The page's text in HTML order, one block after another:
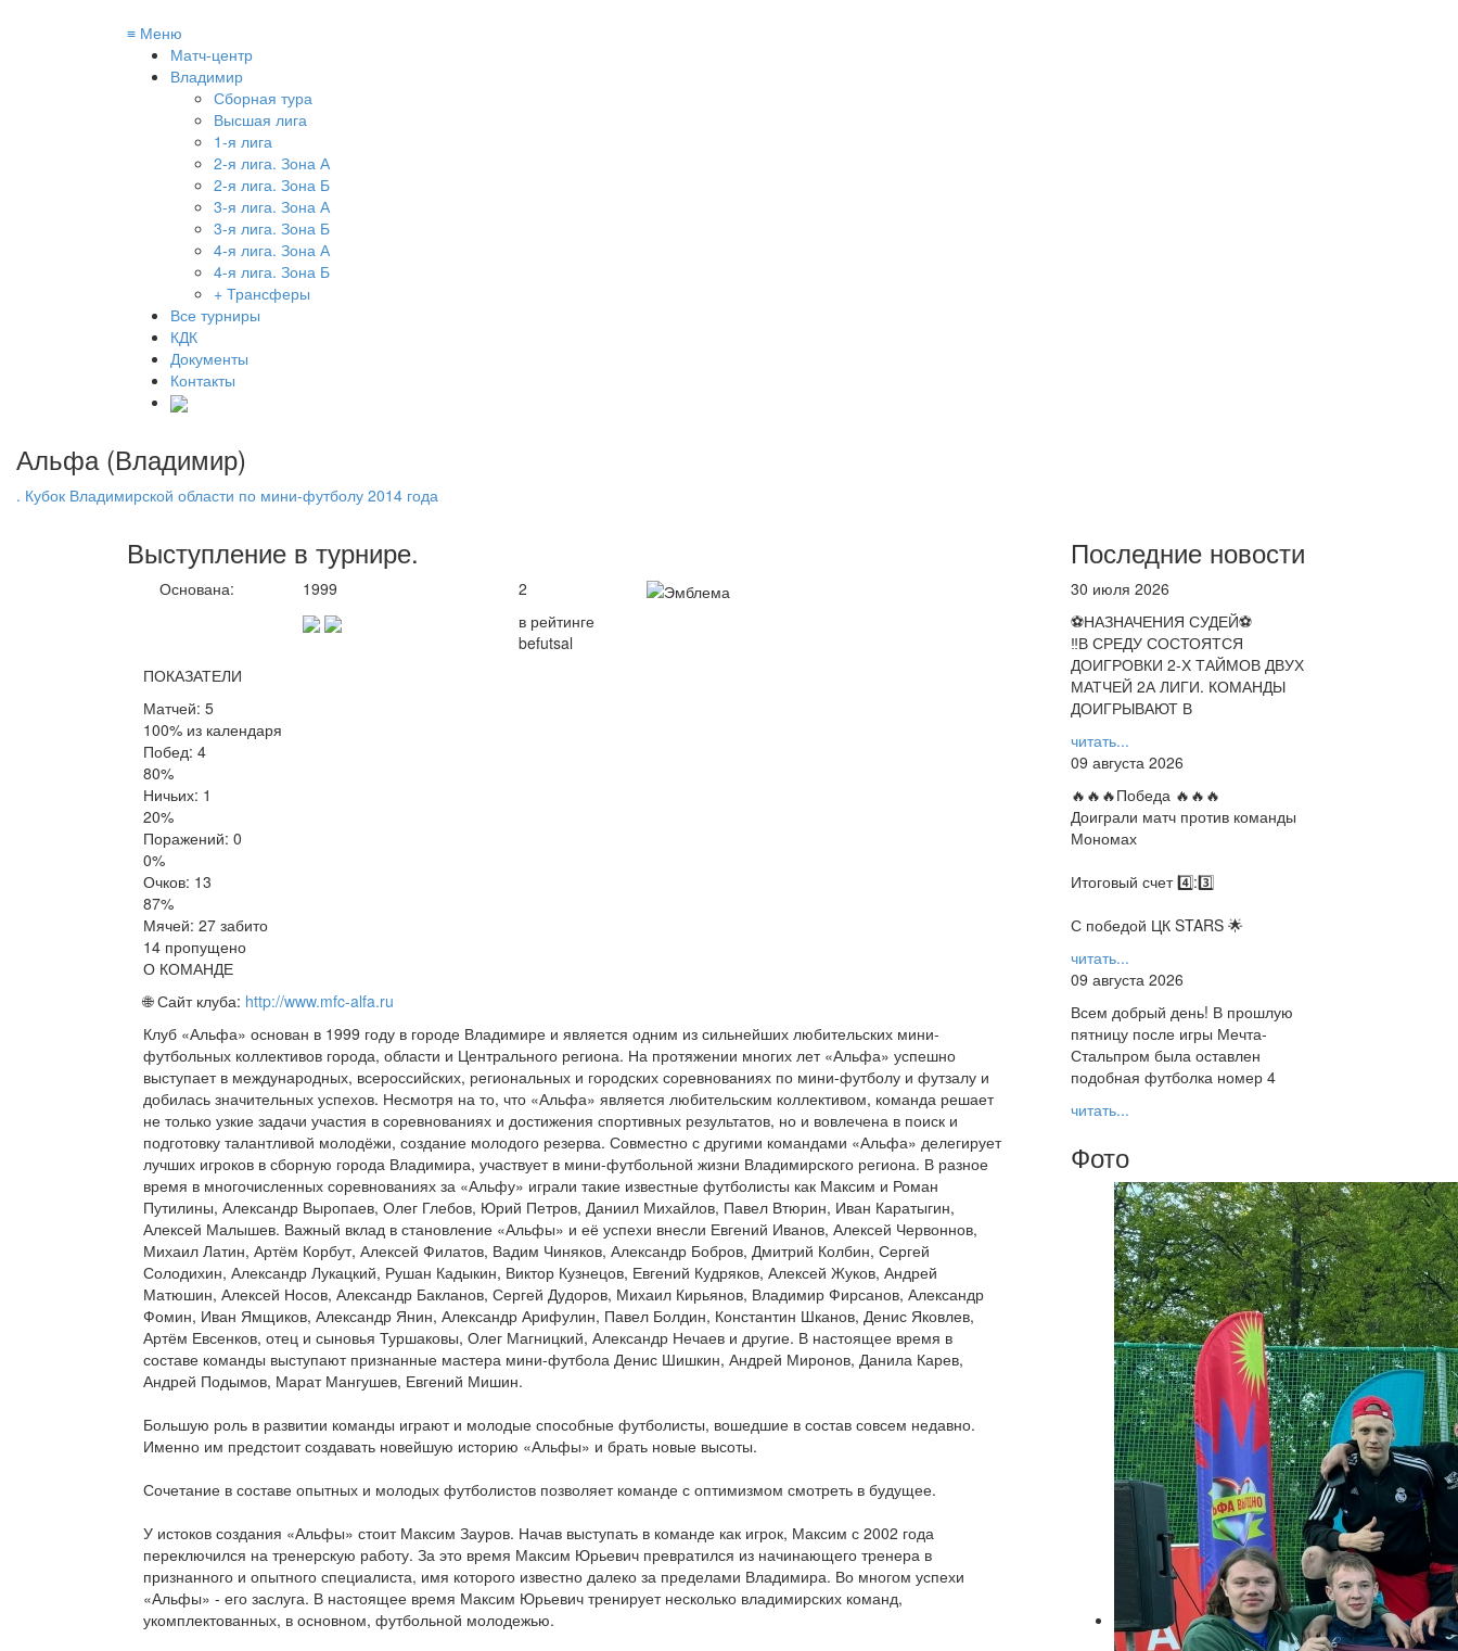
≡ Меню
Матч-центр
Владимир
Сборная тура
Высшая лига
1-я лига
2-я лига. Зона А
2-я лига. Зона Б
3-я лига. Зона А
3-я лига. Зона Б
4-я лига. Зона А
4-я лига. Зона Б
+ Трансферы
Все турниры
КДК
Документы
Контакты
Альфа (Владимир)
. Кубок Владимирской области по мини-футболу 2014 года
Выступление в турнире.
Основана: 1999
2
в рейтинге
befutsal
ПОКАЗАТЕЛИ
Матчей: 5
100% из календаря
Побед: 4
80%
Ничьих: 1
20%
Поражений: 0
0%
Очков: 13
87%
Мячей: 27 забито
14 пропущено
О КОМАНДЕ
🌐 Сайт клуба: http://www.mfc-alfa.ru
Клуб «Альфа» основан в 1999 году в городе Владимире и является одним из сильнейших любительских мини-
футбольных коллективов города, области и Центрального региона. На протяжении многих лет «Альфа» успешно
выступает в международных, всероссийских, региональных и городских соревнованиях по мини-футболу и футзалу и
добилась значительных успехов. Несмотря на то, что «Альфа» является любительским коллективом, команда решает
не только узкие задачи участия в соревнованиях и достижения спортивных результатов, но и вовлечена в поиск и
подготовку талантливой молодёжи, создание молодого резерва. Совместно с другими командами «Альфа» делегирует
лучших игроков в сборную города Владимира, участвует в мини-футбольной жизни Владимирского региона. В разное
время в многочисленных соревнованиях за «Альфу» играли такие известные футболисты как Максим и Роман
Путилины, Александр Выропаев, Олег Глебов, Юрий Петров, Даниил Михайлов, Павел Втюрин, Иван Каратыгин,
Алексей Малышев. Важный вклад в становление «Альфы» и её успехи внесли Евгений Иванов, Алексей Червоннов,
Михаил Латин, Артём Корбут, Алексей Филатов, Вадим Чиняков, Александр Бобров, Дмитрий Колбин, Сергей
Солодихин, Александр Лукацкий, Рушан Кадыкин, Виктор Кузнецов, Евгений Кудряков, Алексей Жуков, Андрей
Матюшин, Алексей Носов, Александр Бакланов, Сергей Дудоров, Михаил Кирьянов, Владимир Фирсанов, Александр
Фомин, Иван Ямщиков, Александр Янин, Александр Арифулин, Павел Болдин, Константин Шканов, Денис Яковлев,
Артём Евсенков, отец и сыновья Туршаковы, Олег Магницкий, Александр Нечаев и другие. В настоящее время в
составе команды выступают признанные мастера мини-футбола Денис Шишкин, Андрей Миронов, Данила Карев,
Андрей Подымов, Марат Мангушев, Евгений Мишин.
Большую роль в развитии команды играют и молодые способные футболисты, вошедшие в состав совсем недавно.
Именно им предстоит создавать новейшую историю «Альфы» и брать новые высоты.
Сочетание в составе опытных и молодых футболистов позволяет команде с оптимизмом смотреть в будущее.
У истоков создания «Альфы» стоит Максим Зауров. Начав выступать в команде как игрок, Максим с 2002 года
переключился на тренерскую работу. За это время Максим Юрьевич превратился из начинающего тренера в
признанного и опытного специалиста, имя которого известно далеко за пределами Владимира. Во многом успехи
«Альфы» - его заслуга. В настоящее время Максим Юрьевич тренирует несколько владимирских команд,
укомплектованных, в основном, футбольной молодежью.
Последние новости
30 июля 2026
⚽НАЗНАЧЕНИЯ СУДЕЙ⚽
‼В СРЕДУ СОСТОЯТСЯ
ДОИГРОВКИ 2-Х ТАЙМОВ ДВУХ
МАТЧЕЙ 2А ЛИГИ. КОМАНДЫ
ДОИГРЫВАЮТ В
читать...
09 августа 2026
🔥🔥🔥Победа 🔥🔥🔥
Доиграли матч против команды
Мономах
Итоговый счет 4️⃣:3️⃣
С победой ЦК STARS 🌟
читать...
09 августа 2026
Всем добрый день! В прошлую
пятницу после игры Мечта-
Стальпром была оставлен
подобная футболка номер 4
читать...
Фото